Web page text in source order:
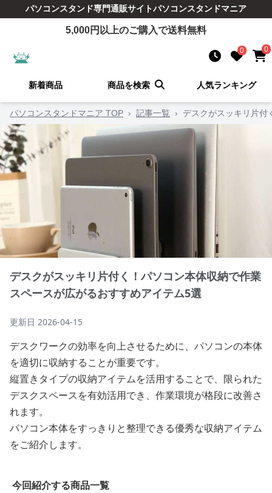
パソコンスタンド専門通販サイトパソコンスタンドマニア
5,000円以上のご購入で送料無料
0 0
新着商品 商品を検索 人気ランキング
パソコンスタンドマニア TOP › 記事一覧 › デスクがスッキリ片付
デスクがスッキリ片付く！パソコン本体収納で作業
スペースが広がるおすすめアイテム5選
更新日 2026-04-15
デスクワークの効率を向上させるために、パソコンの本体
を適切に収納することが重要です。
縦置きタイプの収納アイテムを活用することで、限られた
デスクスペースを有効活用でき、作業環境が格段に改善さ
れます。
パソコン本体をすっきりと整理できる優秀な収納アイテム
をご紹介します。
今回紹介する商品一覧